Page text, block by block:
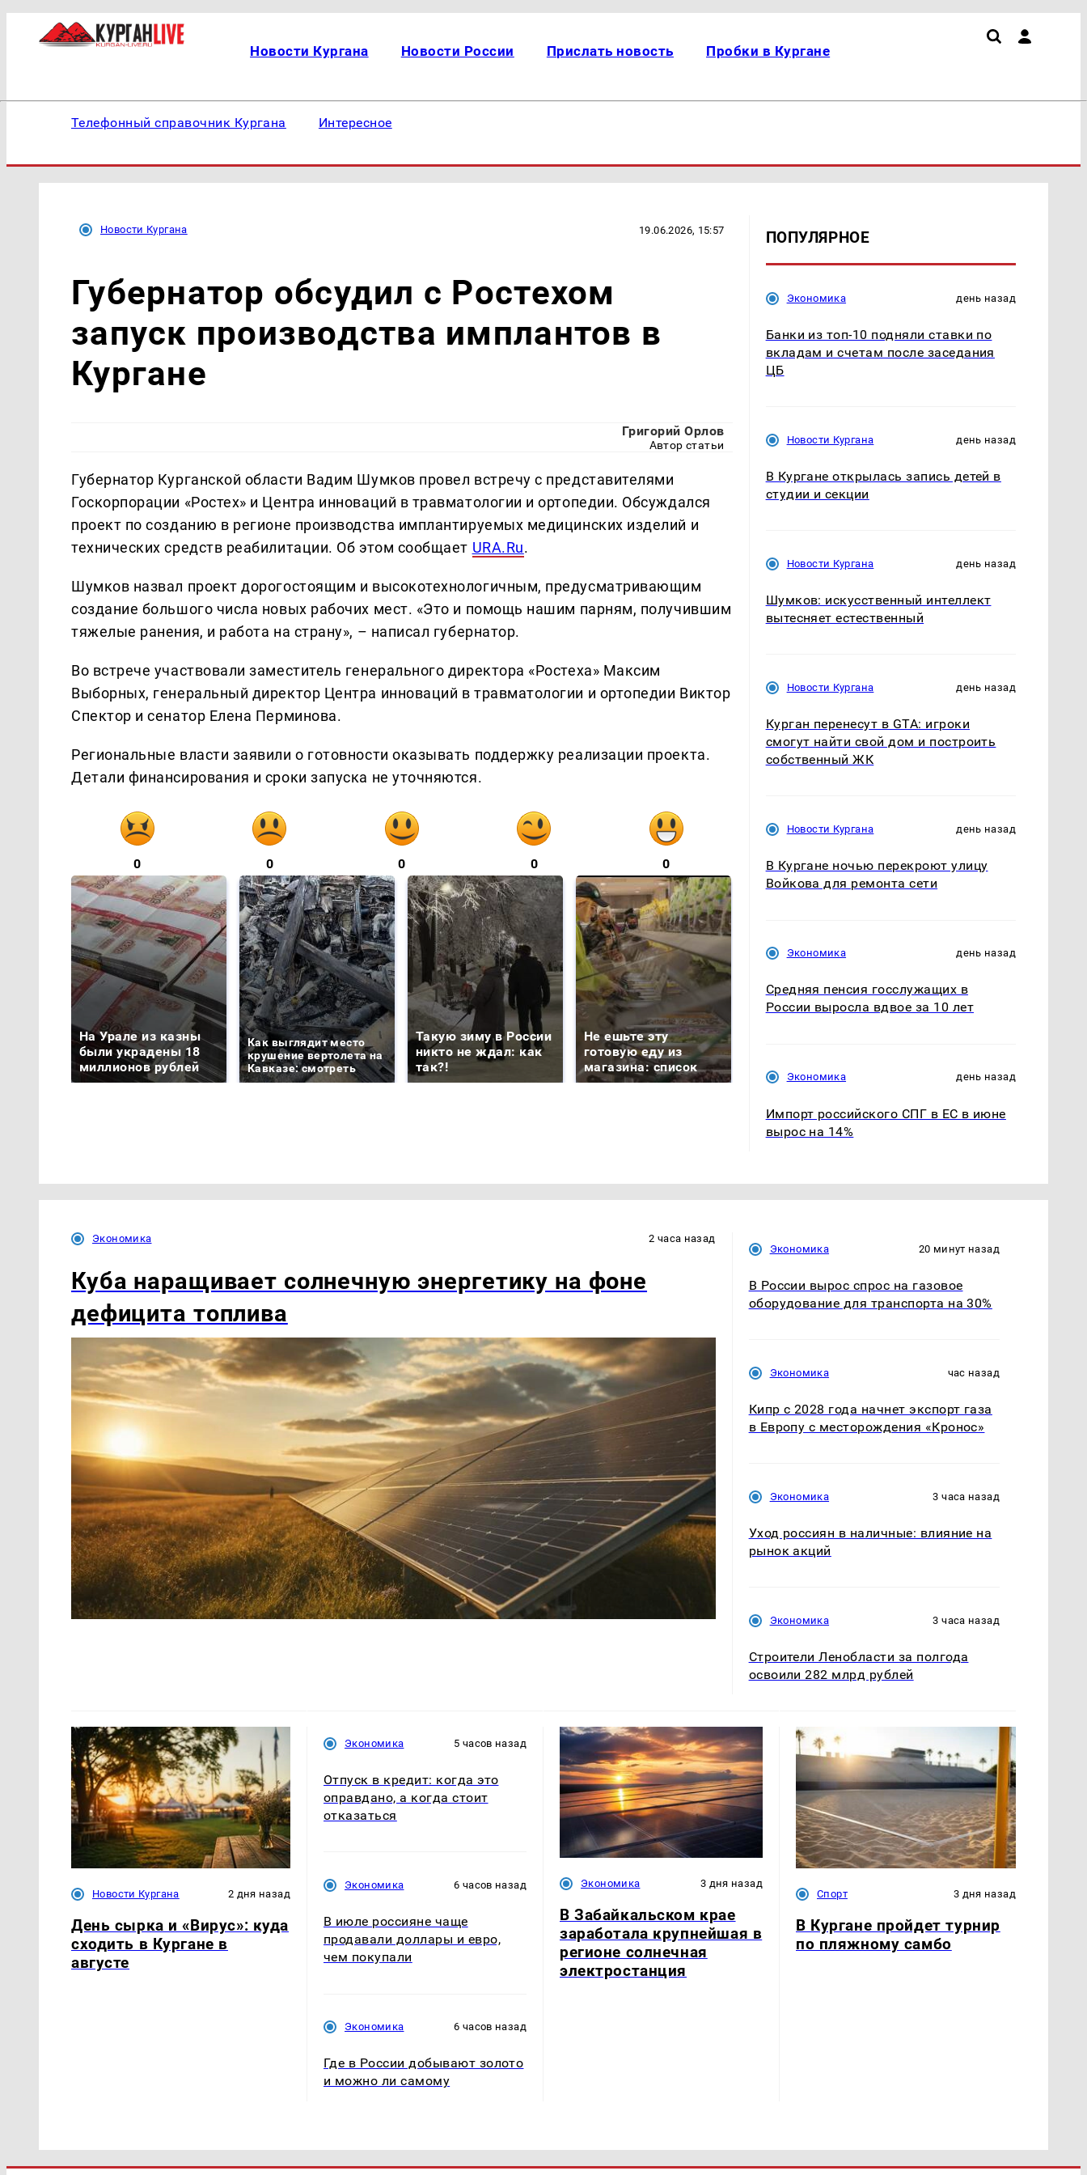
Новости Кургана Новости России Прислать новость Пробки в Кургане
Телефонный справочник Кургана Интересное
Новости Кургана 19.06.2026, 15:57
Губернатор обсудил с Ростехом
запуск производства имплантов в
Кургане
Григорий Орлов
Автор статьи
Губернатор Курганской области Вадим Шумков провел встречу с представителями
Госкорпорации «Ростех» и Центра инноваций в травматологии и ортопедии. Обсуждался
проект по созданию в регионе производства имплантируемых медицинских изделий и
технических средств реабилитации. Об этом сообщает URA.Ru.
Шумков назвал проект дорогостоящим и высокотехнологичным, предусматривающим
создание большого числа новых рабочих мест. «Это и помощь нашим парням, получившим
тяжелые ранения, и работа на страну», – написал губернатор.
Во встрече участвовали заместитель генерального директора «Ростеха» Максим
Выборных, генеральный директор Центра инноваций в травматологии и ортопедии Виктор
Спектор и сенатор Елена Перминова.
Региональные власти заявили о готовности оказывать поддержку реализации проекта.
Детали финансирования и сроки запуска не уточняются.
0 0 0 0 0
На Урале из казны
были украдены 18
миллионов рублей
Как выглядит место
крушение вертолета на
Кавказе: смотреть
Такую зиму в России
никто не ждал: как
так?!
Не ешьте эту
готовую еду из
магазина: список
ПОПУЛЯРНОЕ
Экономика день назад
Банки из топ-10 подняли ставки по
вкладам и счетам после заседания
ЦБ
Новости Кургана день назад
В Кургане открылась запись детей в
студии и секции
Новости Кургана день назад
Шумков: искусственный интеллект
вытесняет естественный
Новости Кургана день назад
Курган перенесут в GTA: игроки
смогут найти свой дом и построить
собственный ЖК
Новости Кургана день назад
В Кургане ночью перекроют улицу
Войкова для ремонта сети
Экономика день назад
Средняя пенсия госслужащих в
России выросла вдвое за 10 лет
Экономика день назад
Импорт российского СПГ в ЕС в июне
вырос на 14%
Экономика 2 часа назад
Куба наращивает солнечную энергетику на фоне
дефицита топлива
Экономика 20 минут назад
В России вырос спрос на газовое
оборудование для транспорта на 30%
Экономика час назад
Кипр с 2028 года начнет экспорт газа
в Европу с месторождения «Кронос»
Экономика 3 часа назад
Уход россиян в наличные: влияние на
рынок акций
Экономика 3 часа назад
Строители Ленобласти за полгода
освоили 282 млрд рублей
Новости Кургана 2 дня назад
День сырка и «Вирус»: куда
сходить в Кургане в
августе
Экономика 5 часов назад
Отпуск в кредит: когда это
оправдано, а когда стоит
отказаться
Экономика 6 часов назад
В июле россияне чаще
продавали доллары и евро,
чем покупали
Экономика 6 часов назад
Где в России добывают золото
и можно ли самому
Экономика 3 дня назад
В Забайкальском крае
заработала крупнейшая в
регионе солнечная
электростанция
Спорт 3 дня назад
В Кургане пройдет турнир
по пляжному самбо